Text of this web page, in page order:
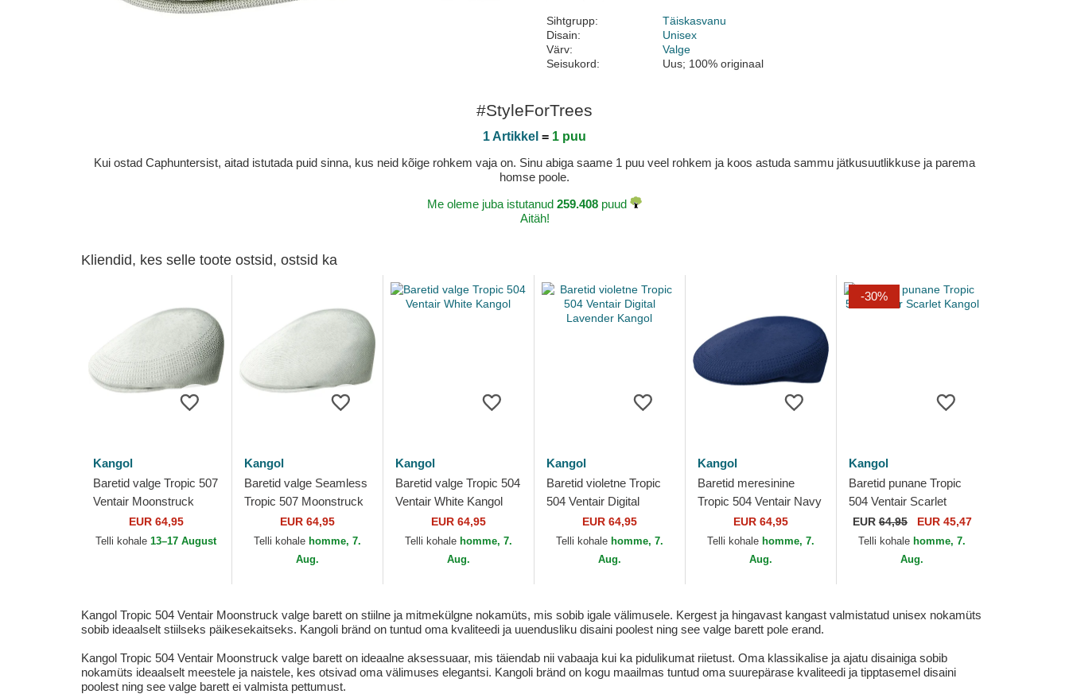
Sihtgrupp:
Täiskasvanu
Disain:
Unisex
Värv:
Valge
Seisukord:
Uus; 100% originaal
#StyleForTrees
1 Artikkel = 1 puu
Kui ostad Caphuntersist, aitad istutada puid sinna, kus neid kõige rohkem vaja on. Sinu abiga saame 1 puu veel rohkem ja koos astuda sammu jätkusuutlikkuse ja parema
homse poole.
Me oleme juba istutanud 259.408 puud
Aitäh!
Kliendid, kes selle toote ostsid, ostsid ka
Kangol
Baretid valge Tropic 507
Ventair Moonstruck
EUR 64,95
Telli kohale13–17 August
Kangol
Baretid valge Seamless
Tropic 507 Moonstruck
EUR 64,95
Telli kohale homme, 7.
Aug.
Kangol
Baretid valge Tropic 504
Ventair White Kangol
EUR 64,95
Telli kohale homme, 7.
Aug.
Kangol
Baretid violetne Tropic
504 Ventair Digital
Lavender Kangol
EUR 64,95
Telli kohale homme, 7.
Aug.
Kangol
Baretid meresinine
Tropic 504 Ventair Navy
EUR 64,95
Telli kohale homme, 7.
Aug.
-30%
Kangol
Baretid punane Tropic
504 Ventair Scarlet
Kangol
EUR 64,95 EUR 45,47
Telli kohale homme, 7.
Aug.
Kangol Tropic 504 Ventair Moonstruck valge barett on stiilne ja mitmekülgne nokamüts, mis sobib igale välimusele. Kergest ja hingavast kangast valmistatud unisex nokamüts
sobib ideaalselt stiilseks päikesekaitseks. Kangoli bränd on tuntud oma kvaliteedi ja uuendusliku disaini poolest ning see valge barett pole erand.
Kangol Tropic 504 Ventair Moonstruck valge barett on ideaalne aksessuaar, mis täiendab nii vabaaja kui ka pidulikumat riietust. Oma klassikalise ja ajatu disainiga sobib
nokamüts ideaalselt meestele ja naistele, kes otsivad oma välimuses elegantsi. Kangoli bränd on kogu maailmas tuntud oma suurepärase kvaliteedi ja tipptasemel disaini
poolest ning see valge barett ei valmista pettumust.